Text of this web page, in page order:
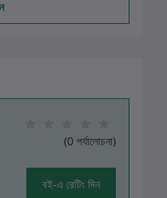
(0 পর্যালোচনা)
বই-এ রেটিং দিন